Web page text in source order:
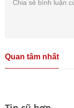
Quan tâm nhất